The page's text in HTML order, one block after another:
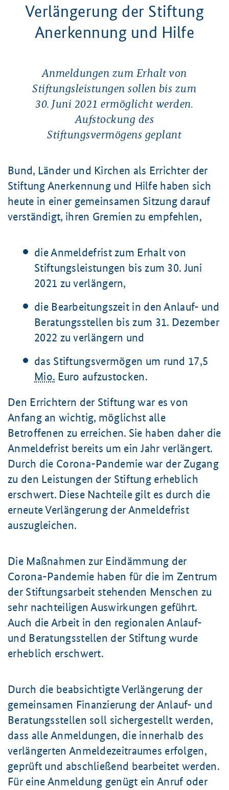
Verlängerung der Stiftung
Anerkennung und Hilfe
Anmeldungen zum Erhalt von
Stiftungsleistungen sollen bis zum
30. Juni 2021 ermöglicht werden.
Aufstockung des
Stiftungsvermögens geplant
Bund, Länder und Kirchen als Errichter der
Stiftung Anerkennung und Hilfe haben sich
heute in einer gemeinsamen Sitzung darauf
verständigt, ihren Gremien zu empfehlen,
die Anmeldefrist zum Erhalt von
Stiftungsleistungen bis zum 30. Juni
2021 zu verlängern,
die Bearbeitungszeit in den Anlauf- und
Beratungsstellen bis zum 31. Dezember
2022 zu verlängern und
das Stiftungsvermögen um rund 17,5
Mio. Euro aufzustocken.
Den Errichtern der Stiftung war es von
Anfang an wichtig, möglichst alle
Betroffenen zu erreichen. Sie haben daher die
Anmeldefrist bereits um ein Jahr verlängert.
Durch die Corona-Pandemie war der Zugang
zu den Leistungen der Stiftung erheblich
erschwert. Diese Nachteile gilt es durch die
erneute Verlängerung der Anmeldefrist
auszugleichen.
Die Maßnahmen zur Eindämmung der
Corona-Pandemie haben für die im Zentrum
der Stiftungsarbeit stehenden Menschen zu
sehr nachteiligen Auswirkungen geführt.
Auch die Arbeit in den regionalen Anlauf-
und Beratungsstellen der Stiftung wurde
erheblich erschwert.
Durch die beabsichtigte Verlängerung der
gemeinsamen Finanzierung der Anlauf- und
Beratungsstellen soll sichergestellt werden,
dass alle Anmeldungen, die innerhalb des
verlängerten Anmeldezeitraumes erfolgen,
geprüft und abschließend bearbeitet werden.
Für eine Anmeldung genügt ein Anruf oder